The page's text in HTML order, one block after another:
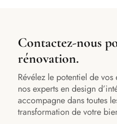
Contactez-nous
rénovation.
Révélez le potentiel de
nos experts en design
accompagne dans toutes
transformation de votre